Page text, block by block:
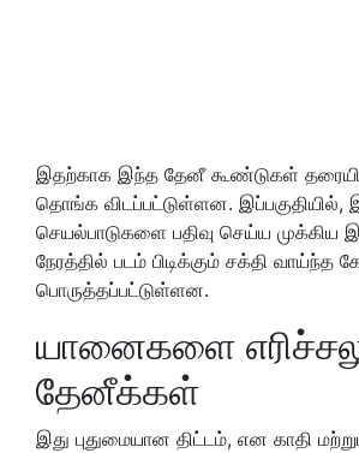
இதற்காக இந்த தேனீ கூண்டுகள்
தொங்க விடப்பட்டுள்ளன. இப்பகுதியில்,
செயல்பாடுகளை பதிவு செய்ய முக்கிய
நேரத்தில் படம் பிடிக்கும் சக்தி வாய்ந்த
பொருத்தப்பட்டுள்ளன.
யானைகளை
தேனீக்கள்
இது புதுமையான திட்டம், என காதி